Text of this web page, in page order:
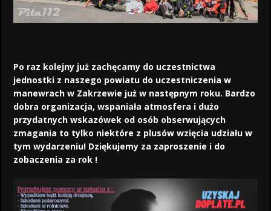
Po raz kolejny już zachęcamy do uczestnictwa
jednostki z naszego powiatu do uczestniczenia w
manewrach w Zakrzewie już w następnym roku. Bardzo
dobra organizacja, wspaniała atmosfera i dużo
przydatnych wskazówek od osób obserwujących
zmagania to tylko niektóre z plusów wzięcia udziału w
tym wydarzeniu! Dziękujemy za zaproszenie i do
zobaczenia za rok !